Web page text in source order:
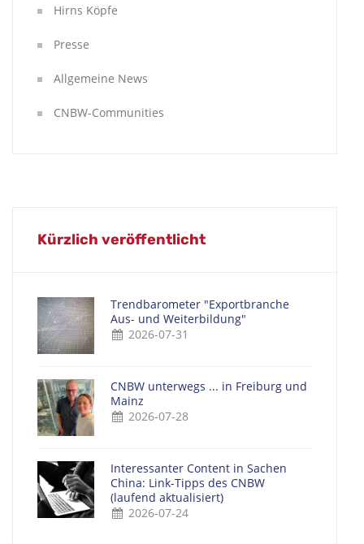
Hirns Köpfe
Presse
Allgemeine News
CNBW-Communities
Kürzlich veröffentlicht
Trendbarometer "Exportbranche
Aus- und Weiterbildung"
2026-07-31
CNBW unterwegs ... in Freiburg und
Mainz
2026-07-28
Interessanter Content in Sachen
China: Link-Tipps des CNBW
(laufend aktualisiert)
2026-07-24